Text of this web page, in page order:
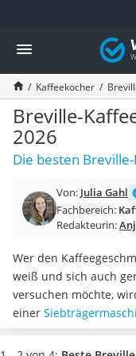
Die beliebtesten
Haushalt
Wassersprudler
Zentralstaubsauger
Brotbackautomat
Wischroboter
Wäschespinne
Industriestaubsauger
Akku-Staubsauger
Eierkocher
Saug-Wisch-Roboter
Handstaubsauger
Milchaufschäumer
Kondenstrockner
Reiskocher
Kaffeekocher
Breville-
2026
Die besten
Von: Julia Gahl
Fachbereich:
Redakteurin:
Wer den
weiß und sich auch
versuchen möchte,
einer
Hersteller Breville
Modelle – einige